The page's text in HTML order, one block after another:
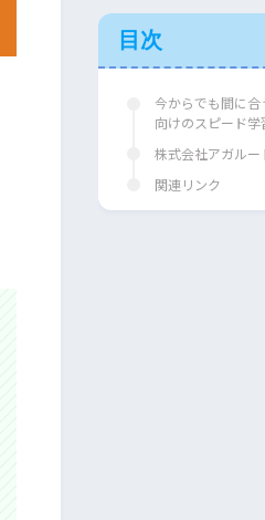
目次
今からでも間に
向けのスピード学
株式会社アガルー
関連リンク